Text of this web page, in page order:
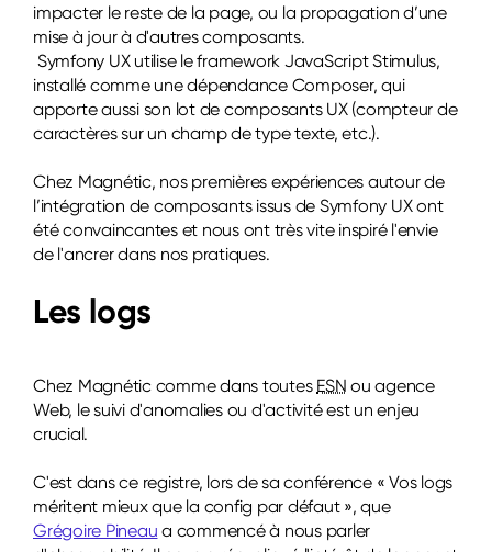
impacter le reste de la page, ou la propagation d’une
mise à jour à d'autres composants.
Symfony UX utilise leframework JavaScript Stimulus,
installé comme une dépendance Composer, qui
apporte aussi son lot de composants UX (compteur de
caractères sur un champ de type texte, etc.).
Chez Magnétic, nos premières expériences autour de
l’intégration de composants issus de Symfony UX ont
été convaincantes et nous ont très vite inspiré l'envie
de l'ancrer dans nos pratiques.
Les logs
Chez Magnétic comme dans toutes ESN ou agence
Web, le suivi d'anomalies ou d'activité est un enjeu
crucial.
C'est dans ce registre, lors de sa conférence « Vos logs
méritent mieux que la config par défaut », que
Grégoire Pineau a commencé à nous parler